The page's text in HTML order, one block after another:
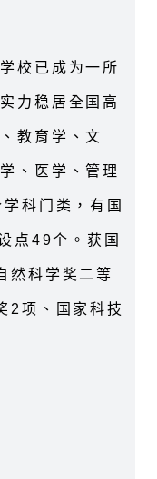
校已成为一所
力稳居全国高
教育学、文
、医学、管理
学科门类，有国
点 49个。获国
然科学奖二等
2项、国家科技